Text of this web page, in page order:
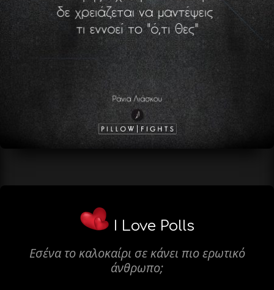
I Love Polls
Εσένα το καλοκαίρι σε κάνει πιο ερωτικό
άνθρωπο;